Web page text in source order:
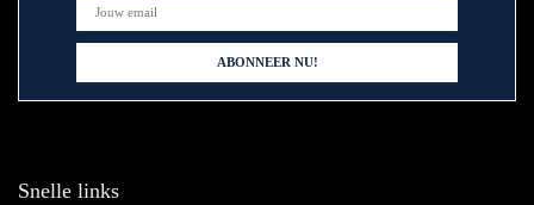
Snelle links